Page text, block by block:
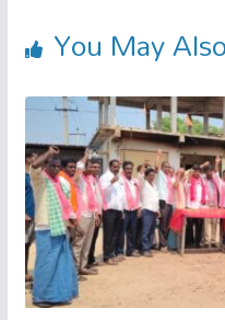
You May